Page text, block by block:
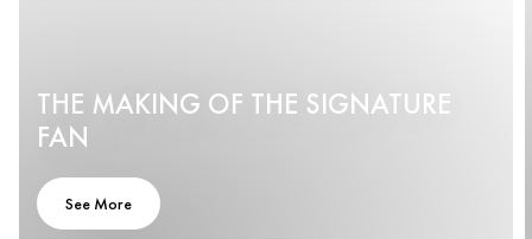
THE MAKING OF THE SIGNATURE
FAN
See More